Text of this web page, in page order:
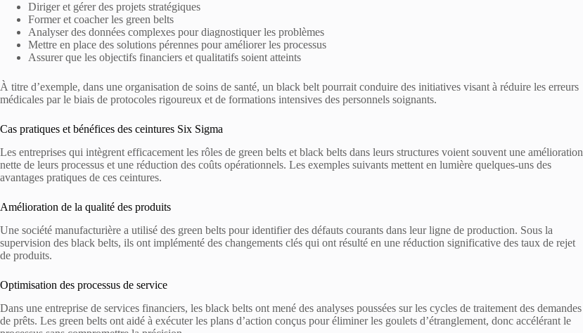
Diriger et gérer des projets stratégiques
Former et coacher les green belts
Analyser des données complexes pour diagnostiquer les problèmes
Mettre en place des solutions pérennes pour améliorer les processus
Assurer que les objectifs financiers et qualitatifs soient atteints
À titre d’exemple, dans une organisation de soins de santé, un black belt pourrait conduire des initiatives visant à réduire les erreurs
médicales par le biais de protocoles rigoureux et de formations intensives des personnels soignants.
Cas pratiques et bénéfices des ceintures Six Sigma
Les entreprises qui intègrent efficacement les rôles de green belts et black belts dans leurs structures voient souvent une amélioration
nette de leurs processus et une réduction des coûts opérationnels. Les exemples suivants mettent en lumière quelques-uns des
avantages pratiques de ces ceintures.
Amélioration de la qualité des produits
Une société manufacturière a utilisé des green belts pour identifier des défauts courants dans leur ligne de production. Sous la
supervision des black belts, ils ont implémenté des changements clés qui ont résulté en une réduction significative des taux de rejet
de produits.
Optimisation des processus de service
Dans une entreprise de services financiers, les black belts ont mené des analyses poussées sur les cycles de traitement des demandes
de prêts. Les green belts ont aidé à exécuter les plans d’action conçus pour éliminer les goulets d’étranglement, donc accélérant le